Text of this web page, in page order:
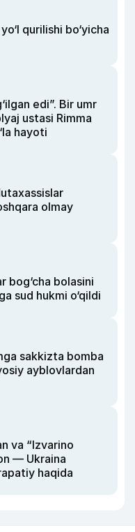
qurilishi bo‘yicha
edi”. Bir umr
ustasi Rimma
hayoti
olmay
bog‘cha bolasini
sud hukmi o‘qildi
sakkizta bomba
ayblovlardan
va “Izvarino
— Ukraina
haqida